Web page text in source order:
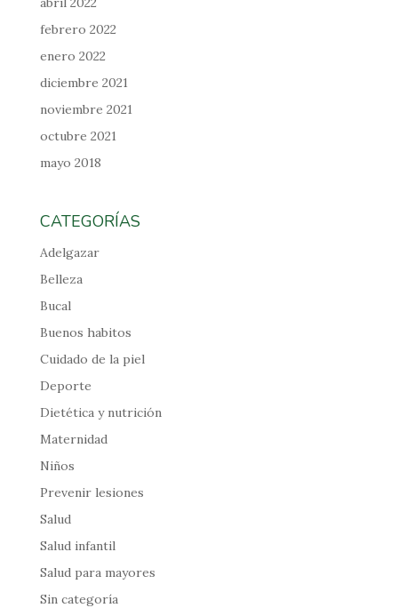
febrero 2022
enero 2022
diciembre 2021
noviembre 2021
octubre 2021
mayo 2018
CATEGORÍAS
Adelgazar
Belleza
Bucal
Buenos habitos
Cuidado de la piel
Deporte
Dietética y nutrición
Maternidad
Niños
Prevenir lesiones
Salud
Salud infantil
Salud para mayores
Sin categoría